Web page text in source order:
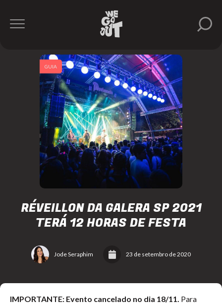
RÉVEILLON DA GALERA SP 2021
TERÁ 12 HORAS DE FESTA
Jode Seraphim 23 de setembro de 2020
GUIA
IMPORTANTE: Evento cancelado no dia 18/11. Para